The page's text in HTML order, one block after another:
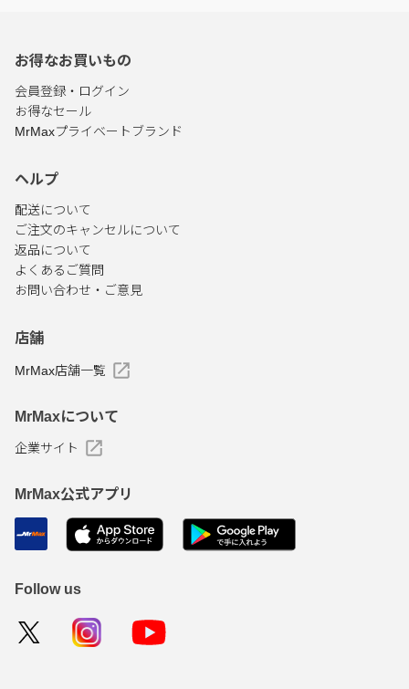
お得なお買いもの
会員登録・ログイン
お得なセール
MrMaxプライベートブランド
ヘルプ
配送について
ご注文のキャンセルについて
返品について
よくあるご質問
お問い合わせ・ご意見
店舗
MrMax店舗一覧
MrMaxについて
企業サイト
MrMax公式アプリ
Follow us